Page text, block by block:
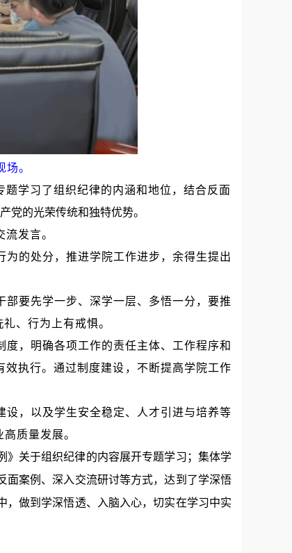
。
学习了组织纪律的内涵和地位，结合反面
党的光荣传统和独特优势。
发言。
的处分，推进学院工作进步，余得生提出
部要先学一步、深学一层、多悟一分，要推
、行为上有戒惧。
度，明确各项工作的责任主体、工作程序和
执行。通过制度建设，不断提高学院工作
设， 以及学生安全稳定、人才引进与培养等
质量发展。
》关于组织纪律的内容展开专题学习；集体学
面案例、深入交流研讨等方式，达到了学深悟
，做到学深悟透、入脑入心，切实在学习中实